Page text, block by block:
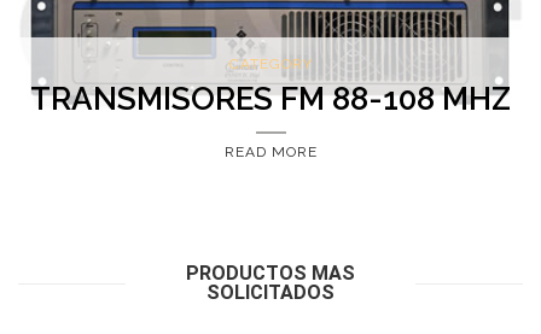
CATEGORY
TRANSMISORES FM 88-108 MHZ
READ MORE
PRODUCTOS MAS
SOLICITADOS